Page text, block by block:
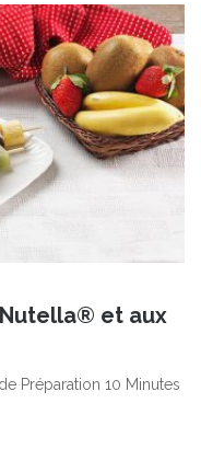
et aux
Préparation 10 Minutes